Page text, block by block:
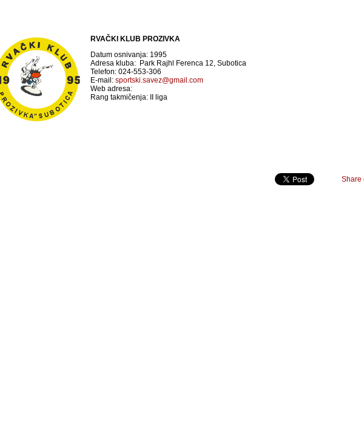
RVAČKI KLUB PROZIVKA
Datum osnivanja: 1995
Adresa kluba: Park Rajhl Ferenca 12, Subotica
Telefon: 024-553-306
E-mail: sportski.savez@gmail.com
Web adresa:
Rang takmičenja: II liga
Share